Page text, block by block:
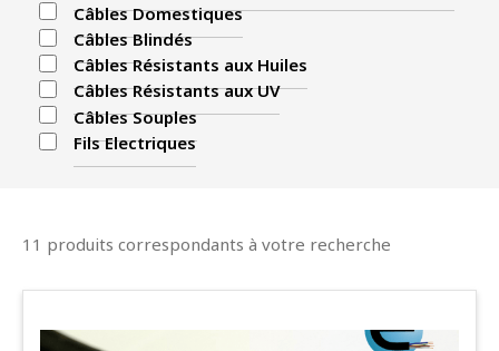
Câbles Domestiques
Câbles Blindés
Câbles Résistants aux Huiles
Câbles Résistants aux UV
Câbles Souples
Fils Electriques
11 produits correspondants à votre recherche